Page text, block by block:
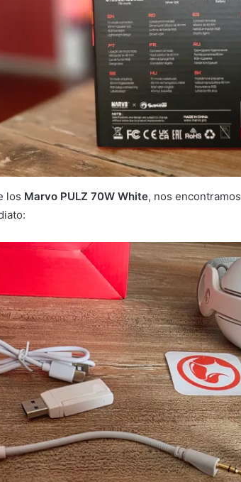
los Marvo PULZ 70W White, nos